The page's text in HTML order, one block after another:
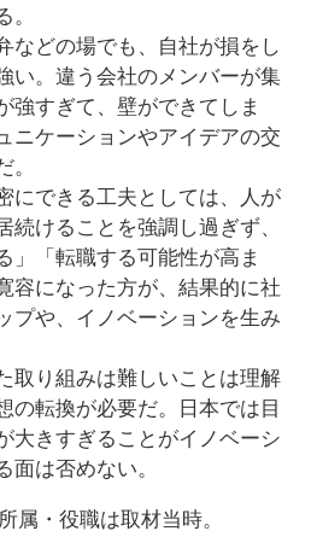
。
などの場でも、自社が損をし
い。違う会社のメンバーが集
強すぎて、壁ができてしま
ニケーションやアイデアの交
。
にできる工夫としては、人が
続けることを強調し過ぎず、
」「転職する可能性が高ま
容になった方が、結果的に社
プや、イノベーションを生み
取り組みは難しいことは理解
の転換が必要だ。日本では目
大きすぎることがイノベーシ
面は否めない。
属・役職は取材当時。